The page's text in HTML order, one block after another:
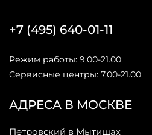
АДРЕСА В МОСКВЕ
Петровский в Мытищах
+7 (495) 640-01-11
Режим работы: 9.00-21.00
Сервисные центры: 7.00-21.00